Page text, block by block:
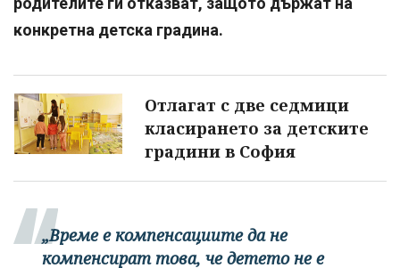
конкретна детска градина.
Отлагат с две седмици
класирането за детските
градини в София
„Време е компенсациите да не
компенсират това, че детето не е